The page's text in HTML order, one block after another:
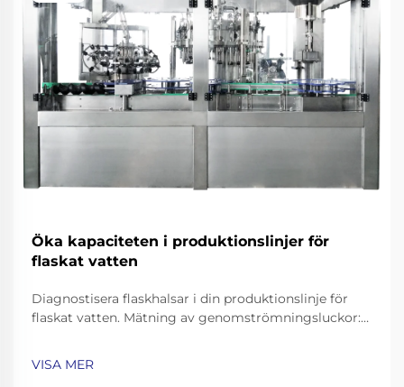
Öka kapaciteten i produktionslinjer för
flaskat vatten
Diagnostisera flaskhalsar i din produktionslinje för
flaskat vatten. Mätning av genomströmningsluckor:
uppfyller kraven bör du undersöka tre
VISA MER